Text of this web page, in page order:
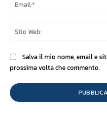
Salva il mio nome, email e
prossima volta che commento.